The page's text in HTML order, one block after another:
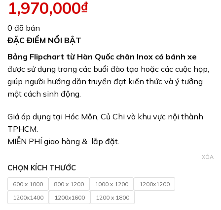
1,970,000₫
0 đã bán
ĐẶC ĐIỂM NỔI BẬT
Bảng Flipchart từ Hàn Quốc chân Inox có bánh xe
được sử dụng trong các buổi đào tạo hoặc các cuộc họp,
giúp người hướng dẫn truyền đạt kiến thức và ý tưởng
một cách sinh động.
Giá áp dụng tại Hóc Môn, Củ Chi và khu vực nội thành
TPHCM.
MIỄN PHÍ giao hàng & lắp đặt.
CHỌN KÍCH THƯỚC
600 x 1000 800 x 1200 1000 x 1200
1200x1200
1200x1400
1200x1600 1200 x 1800
XÓA